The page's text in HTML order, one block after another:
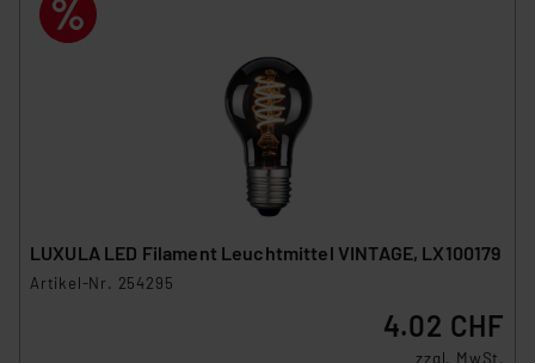
Europäischen Kommission sowie einer eigenen
Beurteilung der mit der Datenübermittlung,
insbesondere der Art der übermittelten Daten,
Datenschutzerklärung
LUXULA LED Filament Leuchtmittel VINTAGE, LX100179
Artikel-Nr. 254295
4.02 CHF
zzgl. MwSt.